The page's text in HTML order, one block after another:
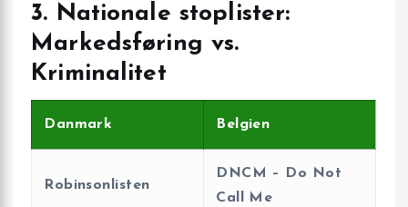
3. Nationale stoplister:
Markedsføring vs.
Kriminalitet
Danmark Belgien
Robinsonlisten
DNCM – Do Not
Call Me